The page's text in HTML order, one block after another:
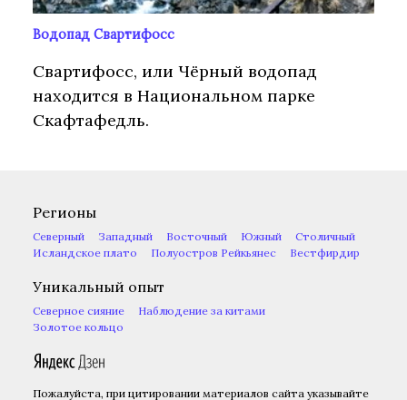
Водопад Свартифосс
Свартифосс, или Чёрный водопад
находится в Национальном парке
Скафтафедль.
Регионы
Северный Западный Восточный Южный
Столичный
Исландское плато
Полуостров Рейкьянес Вестфирдир
Уникальный опыт
Северное сияние
Наблюдение за китами
Золотое кольцо
Пожалуйста, при цитировании материалов сайта указывайте